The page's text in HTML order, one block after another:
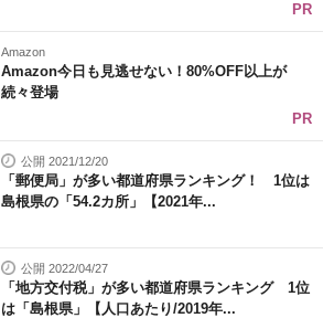
PR
Amazon
Amazon今日も見逃せない！80%OFF以上が
続々登場
PR
公開 2021/12/20
「郵便局」が多い都道府県ランキング！ 1位は
島根県の「54.2カ所」【2021年...
公開 2022/04/27
「地方交付税」が多い都道府県ランキング 1位
は「島根県」【人口あたり/2019年...